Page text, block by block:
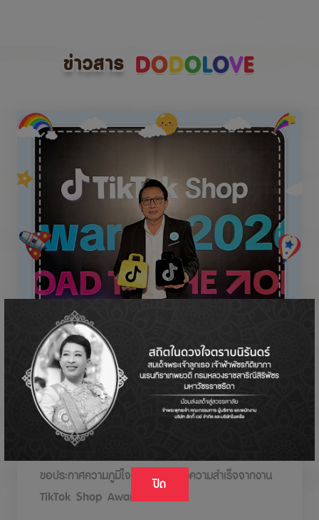
ปิด
ข่าวสาร
DODOLOVE รับรางวัลในงาน TikTok Shop
Awards 2026
ขอประกาศความภูมิใจกับรางวัลแห่งความสำเร็จจากงาน
TikTok Shop Awards 2026